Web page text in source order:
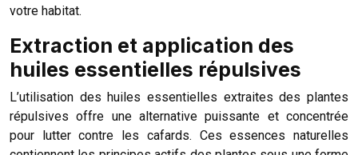
votre habitat.
Extraction et application des
huiles essentielles répulsives
L’utilisation des huiles essentielles extraites des plantes
répulsives offre une alternative puissante et concentrée
pour lutter contre les cafards. Ces essences naturelles